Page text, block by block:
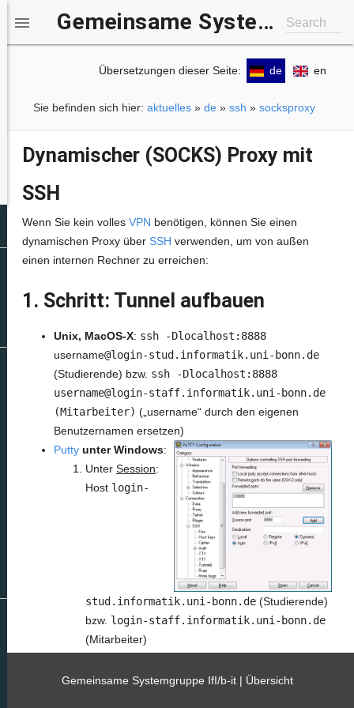
 Gemeinsame Systemgruppe IfI/b-it Search
Übersetzungen dieser Seite: de en
Sie befinden sich hier: aktuelles » de » ssh » socksproxy
Dynamischer (SOCKS) Proxy mit
SSH
Wenn Sie kein volles VPN benötigen, können Sie einen
dynamischen Proxy über SSH verwenden, um von außen
einen internen Rechner zu erreichen:
1. Schritt: Tunnel aufbauen
Unix, MacOS-X: ssh -Dlocalhost:8888
username@login-stud.informatik.uni-bonn.de
(Studierende) bzw. ssh -Dlocalhost:8888
username@login-staff.informatik.uni-bonn.de
(Mitarbeiter) („username“ durch den eigenen
Benutzernamen ersetzen)
Putty unter Windows:
Unter Session:
Host login-
stud.informatik.uni-bonn.de (Studierende)
bzw. login-staff.informatik.uni-bonn.de
(Mitarbeiter)
UnterTunnels:destination dynamic,source
Gemeinsame Systemgruppe IfI/b-it | Übersicht